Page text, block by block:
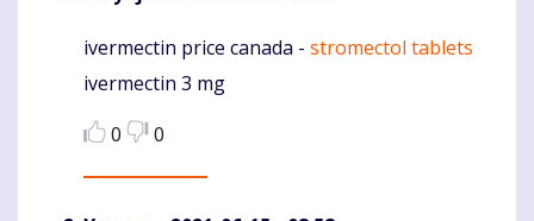
Komentaras
ivermectin price canada - stromectol tablets
ivermectin 3 mg
0
0